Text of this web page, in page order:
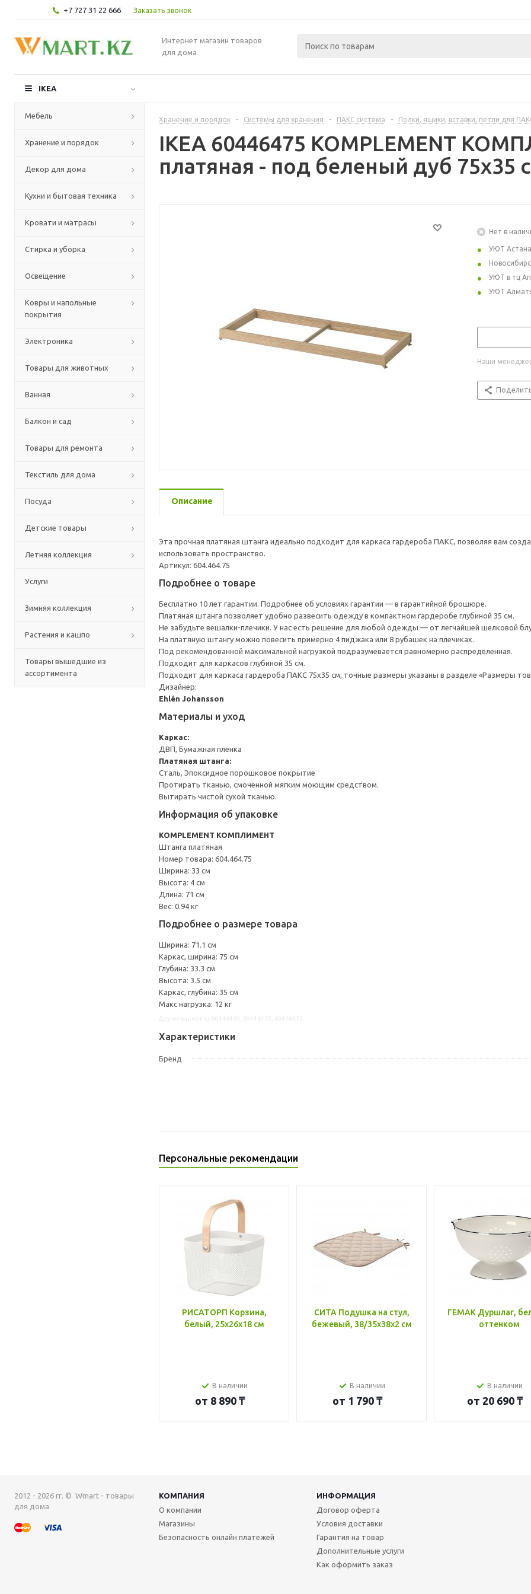
+7 727 31 22 666 Заказать звонок
Интернет магазин товаров
для дома
IKEA
Мебель
Хранение и порядок
Декор для дома
Кухни и бытовая техника
Кровати и матрасы
Стирка и уборка
Освещение
Ковры и напольные
покрытия
Электроника
Товары для животных
Ванная
Балкон и сад
Товары для ремонта
Текстиль для дома
Посуда
Детские товары
Летняя коллекция
Услуги
Зимняя коллекция
Растения и кашпо
Товары вышедшие из
ассортимента
Хранение и порядок - Системы для хранения - ПАКС система - Полки, ящики, вставки, петли для
IKEA 60446475 KOMPLEMENT
платяная - под беленый дуб 75x35
Нет в
УЮТ Астана
УЮТ в тц
УЮТ
Наши
Описание
Эта прочная платяная штанга идеально подходит для каркаса гардероба ПАКС, позволяя вам
использовать пространство.
Артикул: 604.464.75
Подробнее о товаре
Бесплатно 10 лет гарантии. Подробнее об условиях гарантии — в гарантийной брошюре.
Платяная штанга позволяет удобно развесить одежду в компактном гардеробе глубиной 35 см.
Не забудьте вешалки-плечики. У нас есть решение для любой одежды — от легчайшей шелковой
На платяную штангу можно повесить примерно 4 пиджака или 8 рубашек на плечиках.
Под рекомендованной максимальной нагрузкой подразумевается равномерно распределенная.
Подходит для каркасов глубиной 35 см.
Подходит для каркаса гардероба ПАКС 75x35 см, точные размеры указаны в разделе «Размеры
Дизайнер:
Ehlén Johansson
Материалы и уход
Каркас:
ДВП, Бумажная пленка
Платяная штанга:
Сталь, Эпоксидное порошковое покрытие
Протирать тканью, смоченной мягким моющим средством.
Вытирать чистой сухой тканью.
Информация об упаковке
KOMPLEMENT КОМПЛИМЕНТ
Штанга платяная
Номер товара: 604.464.75
Ширина: 33 см
Высота: 4 см
Длина: 71 см
Вес: 0.94 кг
Подробнее о размере товара
Ширина: 71.1 см
Каркас, ширина: 75 см
Глубина: 33.3 см
Высота: 3.5 см
Каркас, глубина: 35 см
Макс нагрузка: 12 кг
Характеристики
Бренд
Персональные рекомендации
РИСАТОРП Корзина,
белый, 25x26x18 см
В наличии
от 8 890 ₸
СИТА Подушка на стул,
бежевый, 38/35x38x2 см
В наличии
от 1 790 ₸
ГЕМАК Дуршлаг,
оттенком
В наличии
от 20 690 ₸
2012 - 2026 гг. © Wmart - товары
для дома
КОМПАНИЯ
ИНФОРМАЦИЯ
О компании
Магазины
Безопасность онлайн платежей
Договор оферта
Условия доставки
Гарантия на товар
Дополнительные услуги
Как оформить заказ